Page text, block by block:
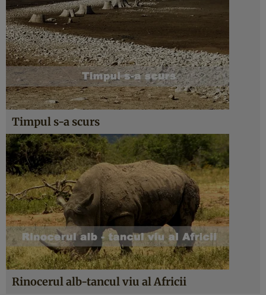
Timpul s-a scurs
Rinocerul alb-tancul viu al Africii